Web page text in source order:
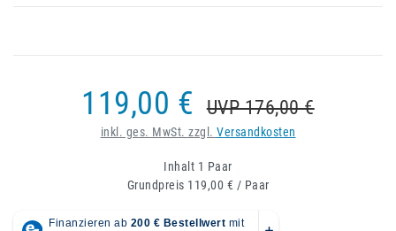
119,00 € UVP 176,00 €
inkl. ges. MwSt. zzgl. Versandkosten
Inhalt 1 Paar
Grundpreis 119,00 € / Paar